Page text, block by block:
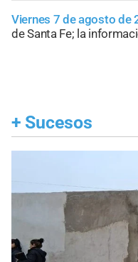
Viernes 7 de agosto de
de Santa Fe; la
+ Sucesos